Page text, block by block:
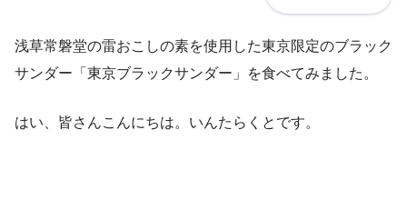
浅草常磐堂の雷おこしの素を使用した東京限定のブラック
サンダー「東京ブラックサンダー」を食べてみました。
はい、皆さんこんにちは。いんたらくとです。